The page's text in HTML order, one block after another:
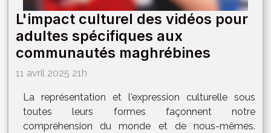
L'impact culturel des vidéos pour
adultes spécifiques aux
communautés maghrébines
11 avril 2025 21h
La représentation et l'expression culturelle sous
toutes leurs formes façonnent notre
compréhension du monde et de nous-mêmes.